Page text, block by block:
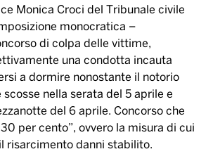
Monica Croci del Tribunale civile
monocratica –
di colpa delle vittime,
una condotta incauta
a dormire nonostante il notorio
nella serata del 5 aprile e
del 6 aprile. Concorso che
per cento”, ovvero la misura di cui
risarcimento danni stabilito.